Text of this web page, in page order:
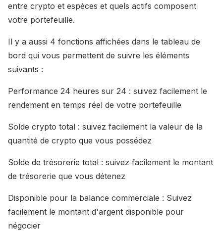
entre crypto et espèces et quels actifs composent
votre portefeuille.
Il y a aussi 4 fonctions affichées dans le tableau de
bord qui vous permettent de suivre les éléments
suivants :
Performance 24 heures sur 24 : suivez facilement le
rendement en temps réel de votre portefeuille
Solde crypto total : suivez facilement la valeur de la
quantité de crypto que vous possédez
Solde de trésorerie total : suivez facilement le montant
de trésorerie que vous détenez
Disponible pour la balance commerciale : Suivez
facilement le montant d'argent disponible pour
négocier